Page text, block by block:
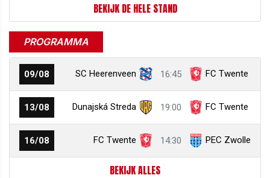
BEKIJK DE HELE STAND
PROGRAMMA
09/08 SC Heerenveen 16:45 FC Twente
13/08 Dunajská Streda 19:00 FC Twente
16/08 FC Twente 14:30 PEC Zwolle
BEKIJK ALLES